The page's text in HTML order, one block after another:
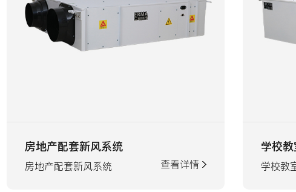
房地产配套新风系统
房地产配套新风系统 查看详情
学校
学校教